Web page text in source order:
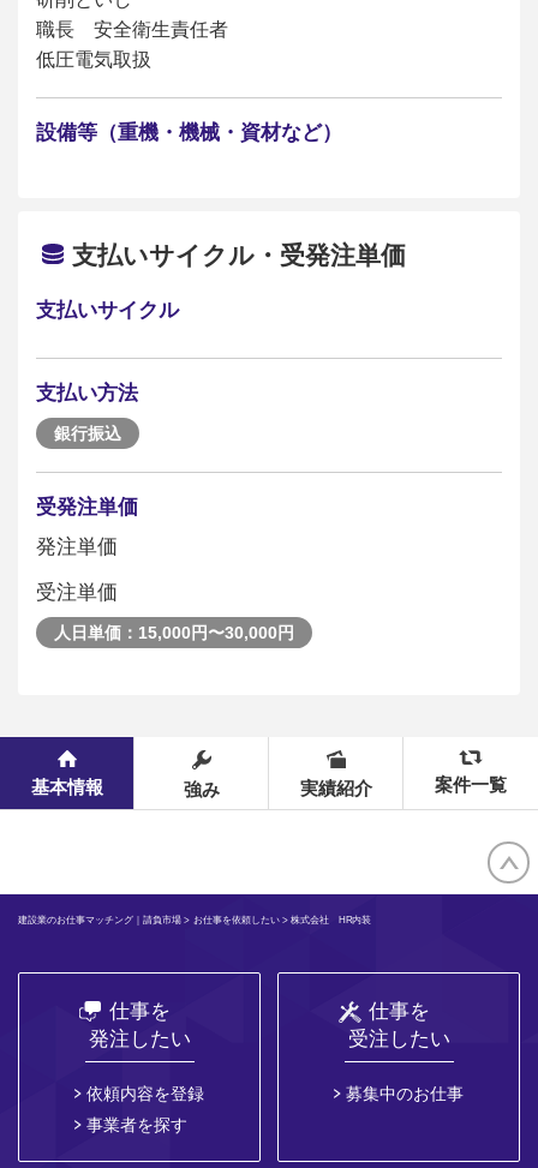
職長 安全衛生責任者
低圧電気取扱
設備等（重機・機械・資材など）
支払いサイクル・受発注単価
支払いサイクル
支払い方法
銀行振込
受発注単価
発注単価
受注単価
人日単価：15,000円〜30,000円
基本情報 強み 実績紹介 案件一覧
建設業のお仕事マッチング｜請負市場 > お仕事を依頼したい> 株式会社 HR内装
仕事を
発注したい
依頼内容を登録
事業者を探す
仕事を
受注したい
募集中のお仕事